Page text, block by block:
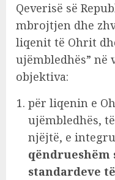
Qeverisë së
mbrojtjen dhe
liqenit të Ohrit
ujëmbledhës” në
objektiva:
për liqenin e
ujëmbledhës,
njëjtë, e
qëndrueshëm
standardeve